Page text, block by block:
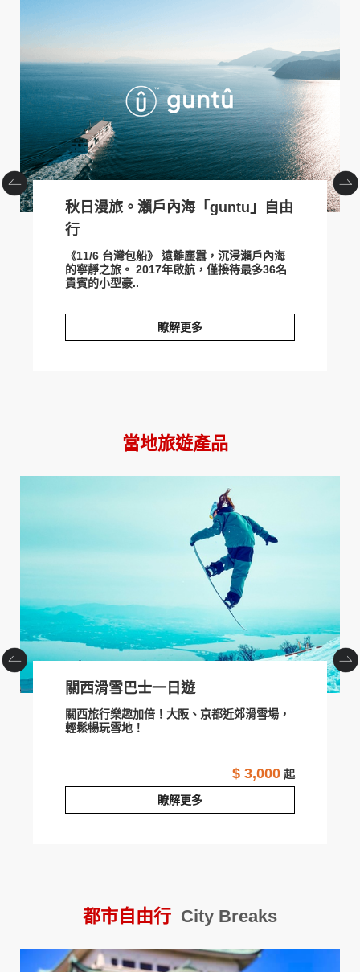
JR東日本鐵路周遊券
秋日漫旅。瀨戶內海「guntu」自由
行
《11/6 台灣包船》 遠離塵囂，沉浸瀨戶內海
的寧靜之旅。 2017年啟航，僅接待最多36名
貴賓的小型豪..
瞭解更多
當地旅遊產品
關西滑雪巴士一日遊
關西旅行樂趣加倍！大阪、京都近郊滑雪場，
輕鬆暢玩雪地！
$ 3,000 起
瞭解更多
都市自由行 City Breaks